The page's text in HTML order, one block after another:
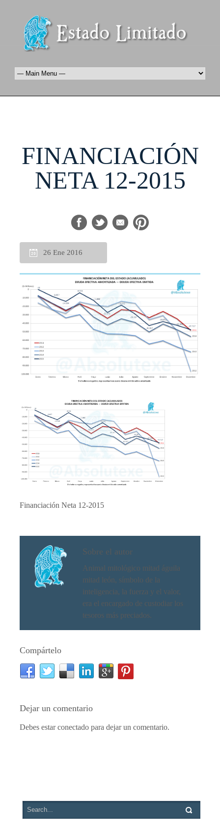
FINANCIACIÓN
NETA 12-2015
26 Ene 2016
Financiación Neta 12-2015
Sobre el autor
Animal mitológico mitad águila
mitad león, símbolo de la
inteligencia, la fuerza y el valor,
era el encargado de custodiar los
tesoros más preciados.
Compártelo
Dejar un comentario
Debes estar conectado para dejar un comentario.